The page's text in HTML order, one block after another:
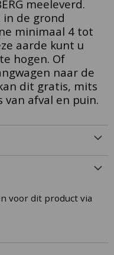
meeleverd.
de grond
minimaal 4 tot
aarde kunt u
hogen. Of
naar de
dit gratis, mits
van afval en puin.
voor dit product via